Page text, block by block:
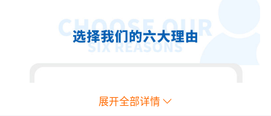
展开全部详情